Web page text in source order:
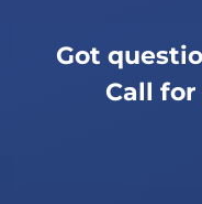
Got
Call